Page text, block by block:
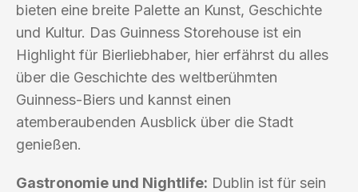
bieten eine breite Palette an Kunst, Geschichte
und Kultur. Das Guinness Storehouse ist ein
Highlight für Bierliebhaber, hier erfährst du alles
über die Geschichte des weltberühmten
Guinness-Biers und kannst einen
atemberaubenden Ausblick über die Stadt
genießen.
Gastronomie und Nightlife: Dublin ist für sein